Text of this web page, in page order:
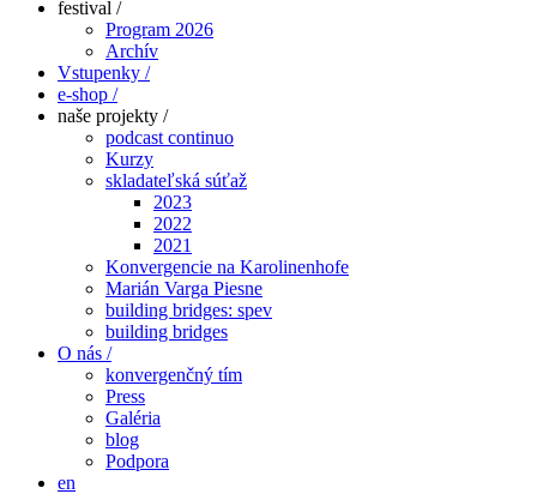
festival /
Program 2026
Archív
Vstupenky /
e-shop /
naše projekty /
podcast continuo
Kurzy
skladateľská súťaž
2023
2022
2021
Konvergencie na Karolinenhofe
Marián Varga Piesne
building bridges: spev
building bridges
O nás /
konvergenčný tím
Press
Galéria
blog
Podpora
en